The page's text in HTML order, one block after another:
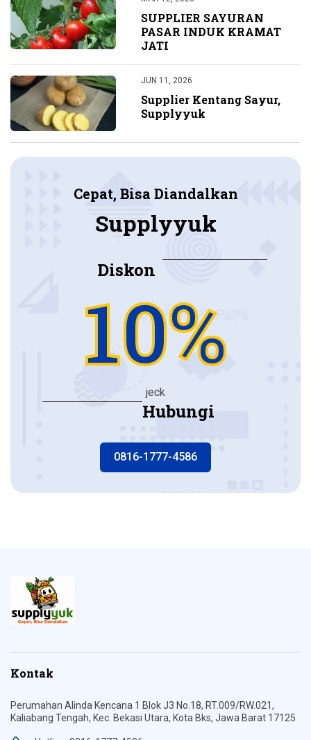
SUPPLIER SAYURAN
PASAR INDUK KRAMAT
JATI
JUN 11, 2026
Supplier Kentang Sayur,
Supplyyuk
Cepat, Bisa Diandalkan
Supplyyuk
Diskon
10%
jeck
Hubungi
0816-1777-4586
Kontak
Perumahan Alinda Kencana 1 Blok J3 No.18, RT.009/RW.021,
Kaliabang Tengah, Kec. Bekasi Utara, Kota Bks, Jawa Barat 17125